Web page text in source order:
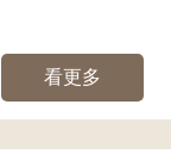
看更多